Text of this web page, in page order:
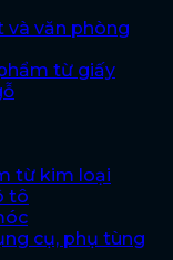
và văn phòng
từ giấy
từ kim loại
tô
cụ, phụ tùng